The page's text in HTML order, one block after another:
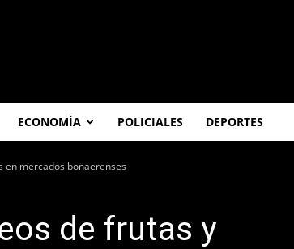
ECONOMÍA POLICIALES DEPORTES
en mercados bonaerenses
de frutas y